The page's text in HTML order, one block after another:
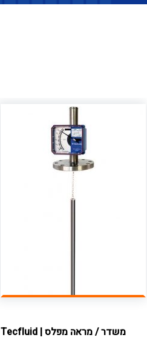
משדר / מראה מפלס|
Tecfluid